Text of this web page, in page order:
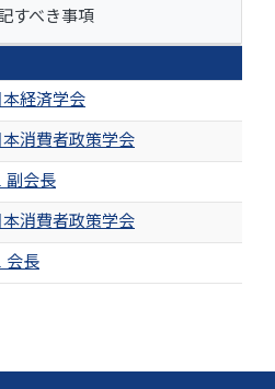
すべき事項
本経済学会
本消費者政策学会
会長
本消費者政策学会
長